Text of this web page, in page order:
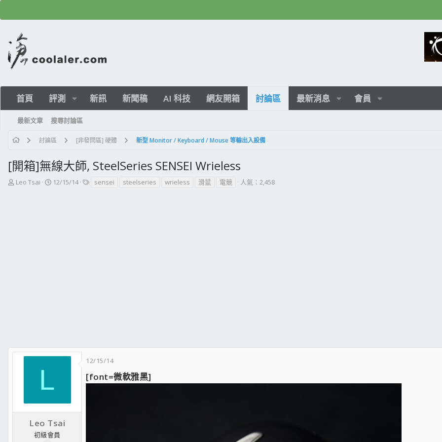
首頁 評測 新訊 新聞稿 AI 科技 網友開箱 討論區 最新消息 會員
最新文章 搜尋討論區
討論區 [非發問區] 硬體 新型 Monitor / Keyboard / Mouse 等輸出入設備
[開箱]無線大師, SteelSeries SENSEI Wrieless
主
Leo Tsai
開
12/15/14
標sensei steelseries wrieless 滑鼠 電競 人氣：2,458
L
Leo Tsai
初級會員
12/15/14
[font=微軟雅黑]